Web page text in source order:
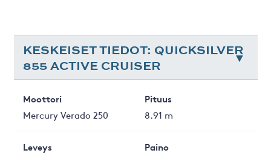
KESKEISET TIEDOT: QUICKSILVER
855 ACTIVE CRUISER
Moottori
Mercury Verado 250
Pituus
8.91 m
Leveys Paino